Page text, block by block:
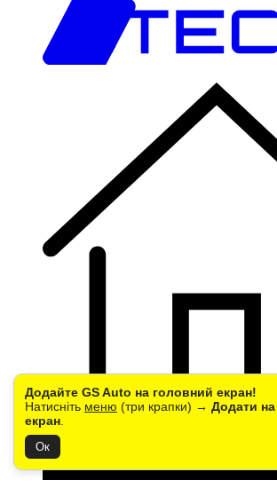
Додайте GS Auto на головний екран!
Натисніть меню (три крапки) → Додати
екран
Ок
Головна